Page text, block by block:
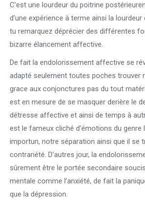
C’est une lourdeur du poitrine
d’une expérience à terme ainsi la
tu remarquez déprécier des différentes
bizarre élancement affective.
De fait la endolorissement affective se
adapté seulement toutes poches trouver
grace aux conjonctures pas du tout
est en mesure de se masquer derière le
détresse affective et ainsi de temps à
est le fameux cliché d’émotions du genre
importun, notre séparation ainsi que il se
contrariété. D’autres jour, la
sûrement être le portée secondaire
mentale comme l’anxiété, de fait la
que la dépression.